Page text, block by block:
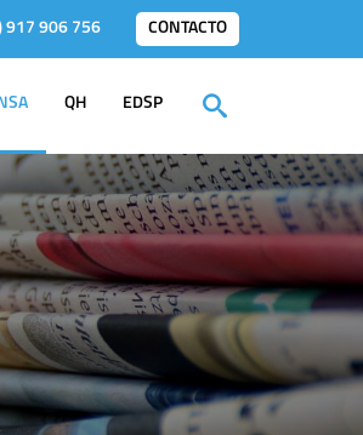
917 906 756 CONTACTO
QH EDSP